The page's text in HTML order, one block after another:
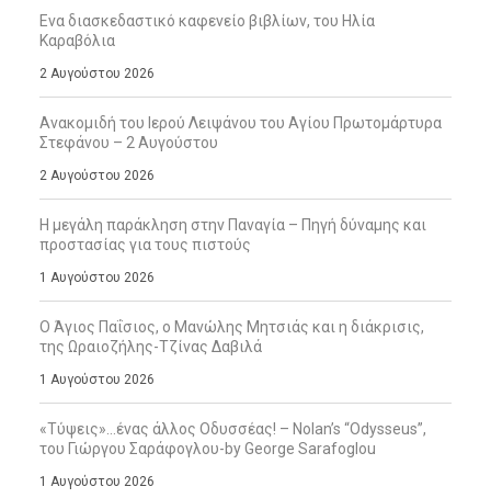
Ενα διασκεδαστικό καφενείο βιβλίων, του Ηλία
Καραβόλια
2 Αυγούστου 2026
Ανακομιδή του Ιερού Λειψάνου του Αγίου Πρωτομάρτυρα
Στεφάνου – 2 Αυγούστου
2 Αυγούστου 2026
Η μεγάλη παράκληση στην Παναγία – Πηγή δύναμης και
προστασίας για τους πιστούς
1 Αυγούστου 2026
Ο Άγιος Παΐσιος, ο Μανώλης Μητσιάς και η διάκρισις,
της Ωραιοζήλης-Τζίνας Δαβιλά
1 Αυγούστου 2026
«Τύψεις»…ένας άλλος Οδυσσέας! – Nolan’s “Odysseus”,
του Γιώργου Σαράφογλου-by George Sarafoglou
1 Αυγούστου 2026